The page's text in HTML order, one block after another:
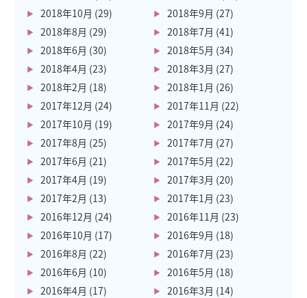
2018年10月 (29) 2018年9月 (27)
2018年8月 (29) 2018年7月 (41)
2018年6月 (30) 2018年5月 (34)
2018年4月 (23) 2018年3月 (27)
2018年2月 (18) 2018年1月 (26)
2017年12月 (24) 2017年11月 (22)
2017年10月 (19) 2017年9月 (24)
2017年8月 (25) 2017年7月 (27)
2017年6月 (21) 2017年5月 (22)
2017年4月 (19) 2017年3月 (20)
2017年2月 (13) 2017年1月 (23)
2016年12月 (24) 2016年11月 (23)
2016年10月 (17) 2016年9月 (18)
2016年8月 (22) 2016年7月 (23)
2016年6月 (10) 2016年5月 (18)
2016年4月 (17) 2016年3月 (14)